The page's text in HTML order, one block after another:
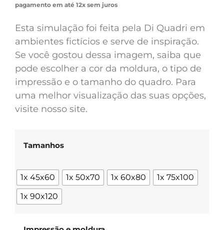
pagamento em até 12x sem juros
Esta simulação foi feita pela Di Quadri em
ambientes fictícios e serve de inspiração.
Se você gostou dessa imagem, saiba que
pode escolher a cor da moldura, o tipo de
impressão e o tamanho do quadro. Para
uma melhor visualização das suas opções,
visite nosso site.
Tamanhos
1x 45x60 1x 50x70 1x 60x80
1x 75x100
1x 90x120